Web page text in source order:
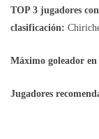
TOP 3 jugadores
clasificación:
Máximo goleador
Jugadores